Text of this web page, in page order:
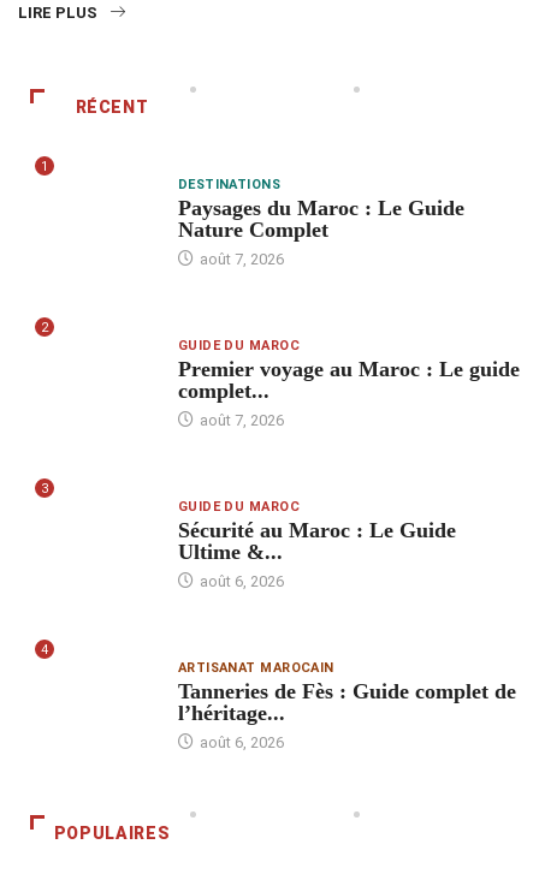
LIRE PLUS
RÉCENT
1
DESTINATIONS
Paysages du Maroc : Le Guide
Nature Complet
août 7, 2026
2
GUIDE DU MAROC
Premier voyage au Maroc : Le guide
complet...
août 7, 2026
3
GUIDE DU MAROC
Sécurité au Maroc : Le Guide
Ultime &...
août 6, 2026
4
ARTISANAT MAROCAIN
Tanneries de Fès : Guide complet de
l’héritage...
août 6, 2026
POPULAIRES